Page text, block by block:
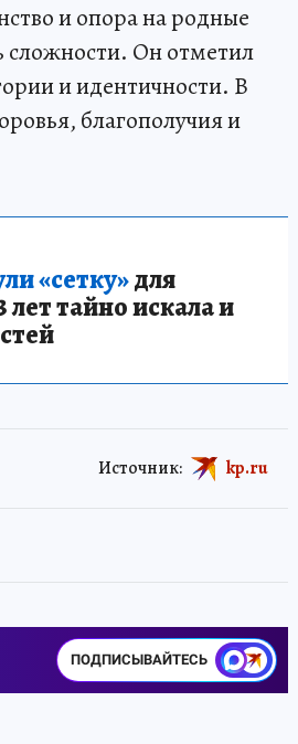
и опора на родные
сложности. Он отметил
и идентичности. В
благополучия и
«сетку»для
тайно искала и
Источник: kp.ru
ПОДПИСЫВАЙТЕСЬ